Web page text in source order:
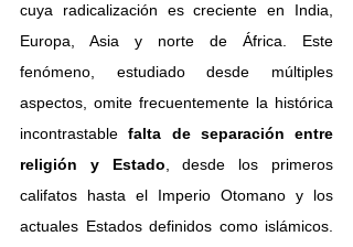
cuya radicalización es creciente en India,
Europa, Asia y norte de África. Este
fenómeno, estudiado desde múltiples
aspectos, omite frecuentemente la histórica
incontrastable falta de separación entre
religión y Estado , desde los primeros
califatos hasta el Imperio Otomano y los
actuales Estados definidos como islámicos.